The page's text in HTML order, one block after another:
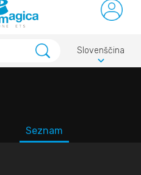
Slovenščina
keyboard_arrow_down
Seznam